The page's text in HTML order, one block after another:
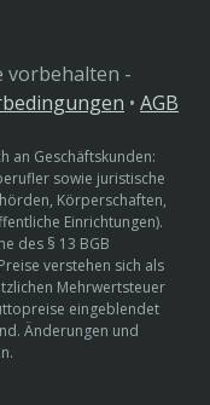
vorbehalten -
• AGB
an Geschäftskunden:
sowie juristische
Körperschaften,
Einrichtungen).
des § 13 BGB
verstehen sich als
Mehrwertsteuer
eingeblendet
Änderungen und